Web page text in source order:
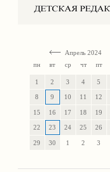
Апрель 2024
пн
вт ср чт пт
1 2 3 4 5
8 9 10 11 12
15 16 17 18 19
22 23 24 25 26
29 30 1 2 3